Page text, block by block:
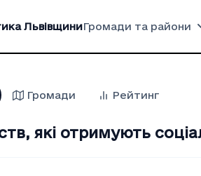
ЛьвівщиниГромади та райони
Громади Рейтинг
які отримують